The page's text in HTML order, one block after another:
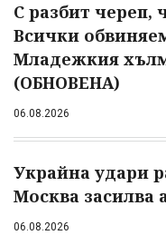
С разбит череп,
Всички
Младежкия
(ОБНОВЕНА)
06.08.2026
Украйна удари
Москва засилва
06.08.2026